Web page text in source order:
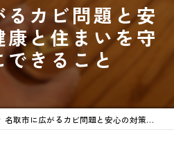
カビ問題と安
と住まいを守
できること
名取市に広がるカビ問題と安心の対策｜健康と住まいを守るためにできること